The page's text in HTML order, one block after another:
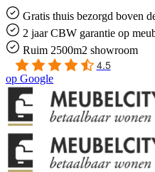
Gratis thuis bezorgd boven
2 jaar CBW garantie op
Ruim 2500m2 showroom
4.5
op Google